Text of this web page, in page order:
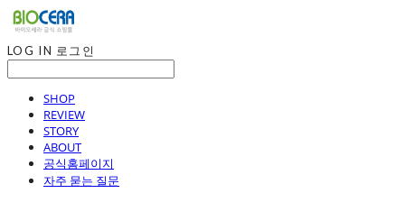
LOG IN 로그인
SHOP
REVIEW
STORY
ABOUT
공식홈페이지
자주 묻는 질문